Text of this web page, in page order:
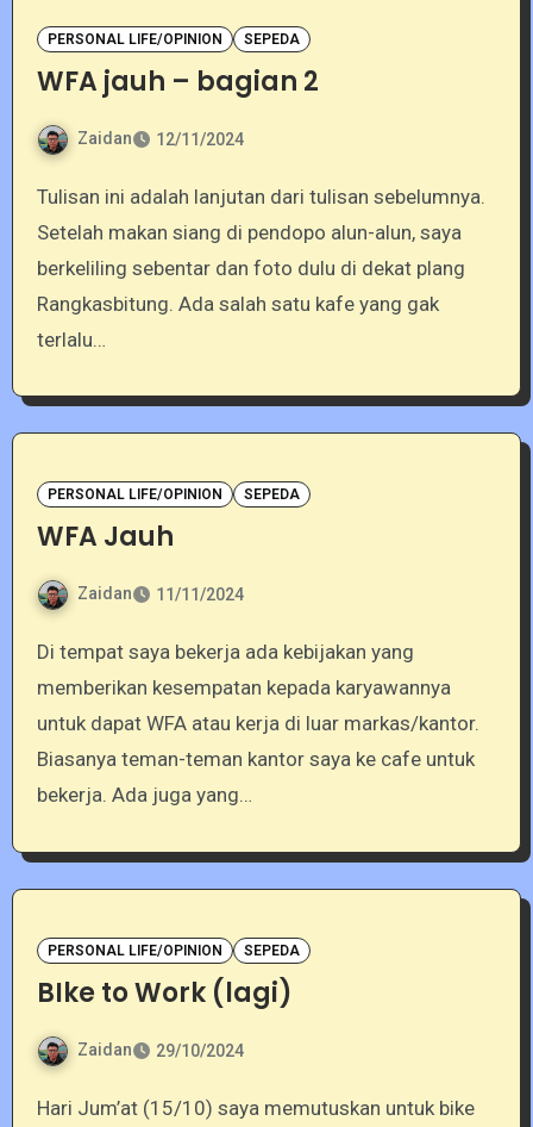
PERSONAL LIFE/OPINION SEPEDA
WFA jauh – bagian 2
Zaidan 12/11/2024
Tulisan ini adalah lanjutan dari tulisan sebelumnya.
Setelah makan siang di pendopo alun-alun, saya
berkeliling sebentar dan foto dulu di dekat plang
Rangkasbitung. Ada salah satu kafe yang gak
terlalu…
PERSONAL LIFE/OPINION SEPEDA
WFA Jauh
Zaidan 11/11/2024
Di tempat saya bekerja ada kebijakan yang
memberikan kesempatan kepada karyawannya
untuk dapat WFA atau kerja di luar markas/kantor.
Biasanya teman-teman kantor saya ke cafe untuk
bekerja. Ada juga yang…
PERSONAL LIFE/OPINION SEPEDA
BIke to Work (lagi)
Zaidan 29/10/2024
Hari Jum’at (15/10) saya memutuskan untuk bike